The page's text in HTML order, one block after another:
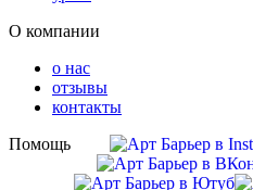
О компании
о нас
отзывы
контакты
Помощь